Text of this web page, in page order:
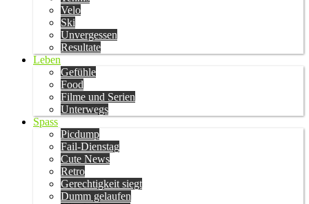
Velo
Ski
Unvergessen
Resultate
Leben
Gefühle
Food
Filme und Serien
Unterwegs
Spass
Picdump
Fail-Dienstag
Cute News
Retro
Gerechtigkeit siegt
Dumm gelaufen